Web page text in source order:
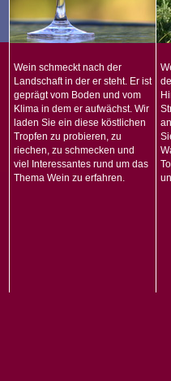
Wein schmeckt nach der
Landschaft in der er steht. Er ist
geprägt vom Boden und vom
Klima in dem er aufwächst. Wir
laden Sie ein diese köstlichen
Tropfen zu probieren, zu
riechen, zu schmecken und
viel Interessantes rund um das
Thema Wein zu erfahren.